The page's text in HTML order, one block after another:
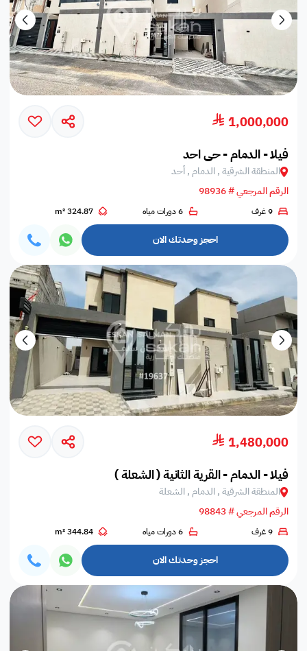
1,000,000
فيلا - الدمام - حي احد
المنطقة الشرقية , الدمام , أحد
الرقم المرجعي # 98936
9 غرف 6 دورات مياه 324.87 m²
احجز وحدتك الان
1,480,000
فيلا - الدمام - القرية الثانية ( الشعلة )
المنطقة الشرقية , الدمام , الشعلة
الرقم المرجعي # 98843
9 غرف 6 دورات مياه 344.84 m²
احجز وحدتك الان